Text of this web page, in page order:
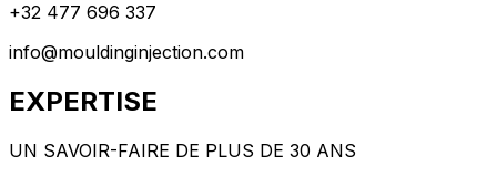
+32 477 696 337
info@mouldinginjection.com
EXPERTISE
UN SAVOIR-FAIRE DE PLUS DE 30 ANS